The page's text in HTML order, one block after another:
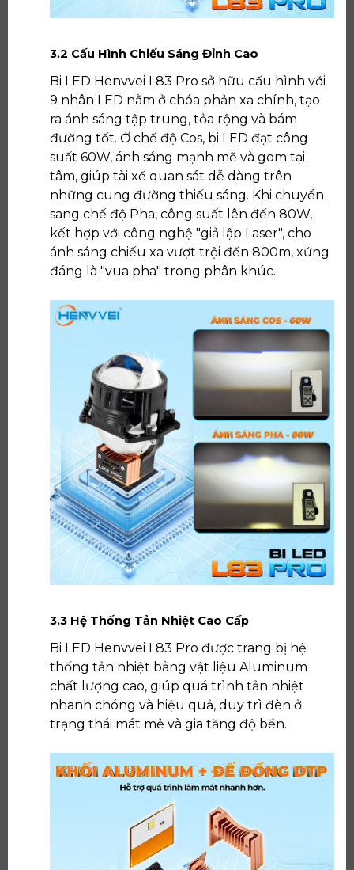
3.2 Cấu Hình Chiếu Sáng Đỉnh Cao
Bi LED Henvvei L83 Pro sở hữu cấu hình với
9 nhân LED nằm ở chóa phản xạ chính, tạo
ra ánh sáng tập trung, tỏa rộng và bám
đường tốt. Ở chế độ Cos, bi LED đạt công
suất 60W, ánh sáng mạnh mẽ và gom tại
tâm, giúp tài xế quan sát dễ dàng trên
những cung đường thiếu sáng. Khi chuyển
sang chế độ Pha, công suất lên đến 80W,
kết hợp với công nghệ "giả lập Laser", cho
ánh sáng chiếu xa vượt trội đến 800m, xứng
đáng là "vua pha" trong phân khúc.
3.3 Hệ Thống Tản Nhiệt Cao Cấp
Bi LED Henvvei L83 Pro được trang bị hệ
thống tản nhiệt bằng vật liệu Aluminum
chất lượng cao, giúp quá trình tản nhiệt
nhanh chóng và hiệu quả, duy trì đèn ở
trạng thái mát mẻ và gia tăng độ bền.